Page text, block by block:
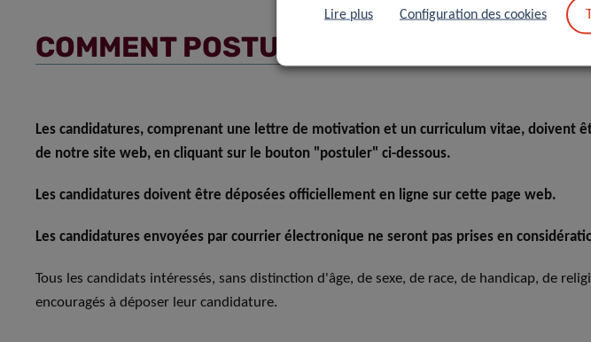
COMMENT POSTULER
Les candidatures, comprenant une lettre de motivation et un curriculum vitae, doivent
de notre site web, en cliquant sur le bouton "postuler" ci-dessous.
Les candidatures doivent être déposées officiellement en ligne sur cette page web.
Les candidatures envoyées par courrier électronique ne seront pas prises en
Tous les candidats intéressés, sans distinction d'âge, de sexe, de race, de handicap, de
encouragés à déposer leur candidature.
Lire plus Configuration des cookies